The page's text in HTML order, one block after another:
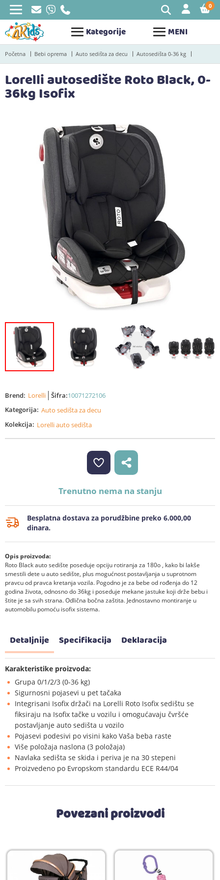
Kategorije MENI
0
Početna Bebi oprema Auto sedišta za decu Autosedišta 0-36 kg
Lorelli autosedište Roto Black, 0-
36kg Isofix
Brend: Lorelli Šifra:10071272106
Kategorija: Auto sedišta za decu
Kolekcija: Lorelli auto sedišta
Trenutno nema na stanju
Besplatna dostava za porudžbine preko 6.000,00
dinara.
Opis proizvoda:
Roto Black auto sedište poseduje opciju rotiranja za 180o , kako bi lakše
smestili dete u auto sedište, plus mogućnost postavljanja u suprotnom
pravcu od pravca kretanja vozila. Pogodno je za bebe od rođenja do 12
godina života, odnosno do 36kg i poseduje mekane jastuke koji drže bebu i
štite je sa svih strana. Odlična bočna zaštita. Jednostavno montiranje u
automobilu pomoću isofix sistema.
Detaljnije Specifikacija Deklaracija
Karakteristike proizvoda:
Grupa 0/1/2/3 (0-36 kg)
Sigurnosni pojasevi u pet tačaka
Integrisani Isofix držači na Lorelli Roto Isofix sedištu se
fiksiraju na Isofix tačke u vozilu i omogućavaju čvršće
postavljanje auto sedišta u vozilo
Pojasevi podesivi po visini kako Vaša beba raste
Više položaja naslona (3 položaja)
Navlaka sedišta se skida i periva je na 30 stepeni
Proizvedeno po Evropskom standardu ECE R44/04
Povezani proizvodi